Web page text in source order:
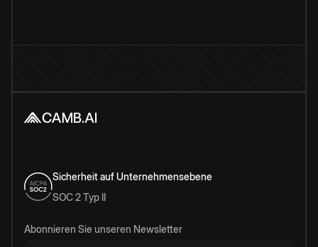
Sicherheit auf Unternehmensebene
SOC 2 Typ II
Abonnieren Sie unseren Newsletter